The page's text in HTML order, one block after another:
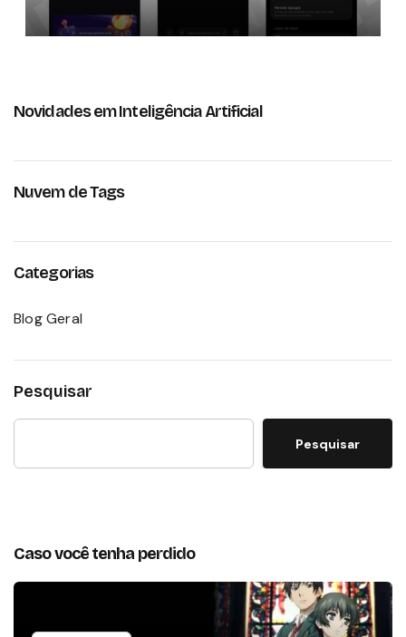
Novidades em Inteligência Artificial
Nuvem de Tags
Categorias
Blog Geral
Pesquisar
Pesquisar
Caso você tenha perdido